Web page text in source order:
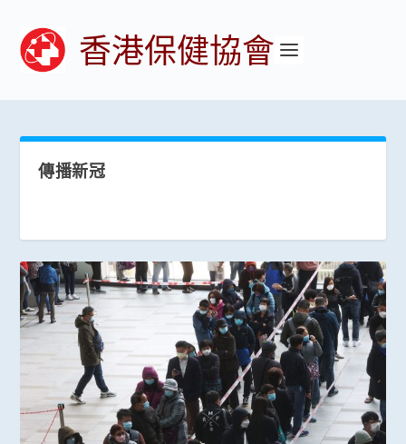
香港保健協會
傳播新冠